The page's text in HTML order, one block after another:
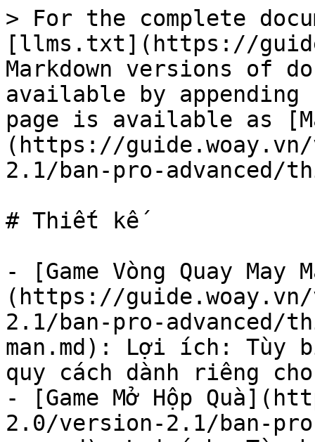
> For the complete
[llms.txt](https://
Markdown versions of
available by
page is available as
(https://
2.1/ban-pro-advanced/
# Thiết kế
- [Game Vòng Quay May
(https://
2.1/ban-pro-advanced/
man.md): Lợi ích: Tùy
quy cách dành riêng
- [Game Mở Hộp
2.0/version-2.1/ban-